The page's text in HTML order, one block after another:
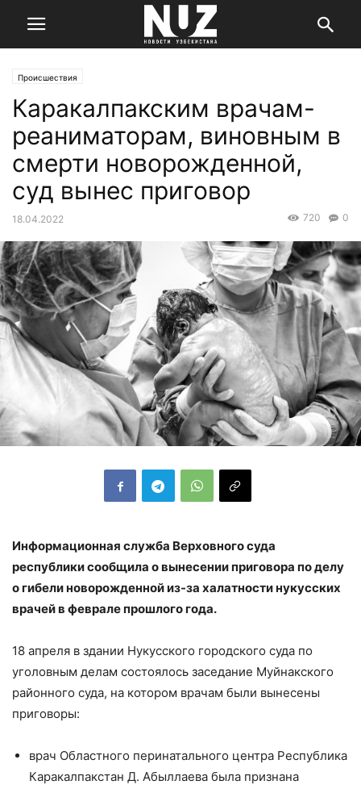
Происшествия
Каракалпакским врачам-
реаниматорам, виновным в
смерти новорожденной,
суд вынес приговор
18.04.2022 0
720
Информационная служба Верховного суда
республики сообщила о вынесении приговора по делу
о гибели новорожденной из-за халатности нукусских
врачей в феврале прошлого года.
18 апреля в здании Нукусского городского суда по
уголовным делам состоялось заседание Муйнакского
районного суда, на котором врачам были вынесены
приговоры:
врач Областного перинатального центра Республика
Каракалпакстан Д. Абыллаева была признана